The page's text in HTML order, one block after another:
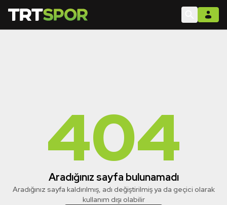
404
Aradığınız sayfa bulunamadı
Aradığınız sayfa kaldırılmış, adı değiştirilmiş ya da geçici olarak
kullanım dışı olabilir